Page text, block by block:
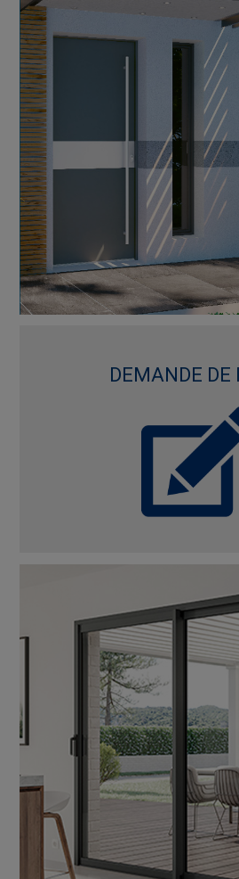
DEMANDE DE